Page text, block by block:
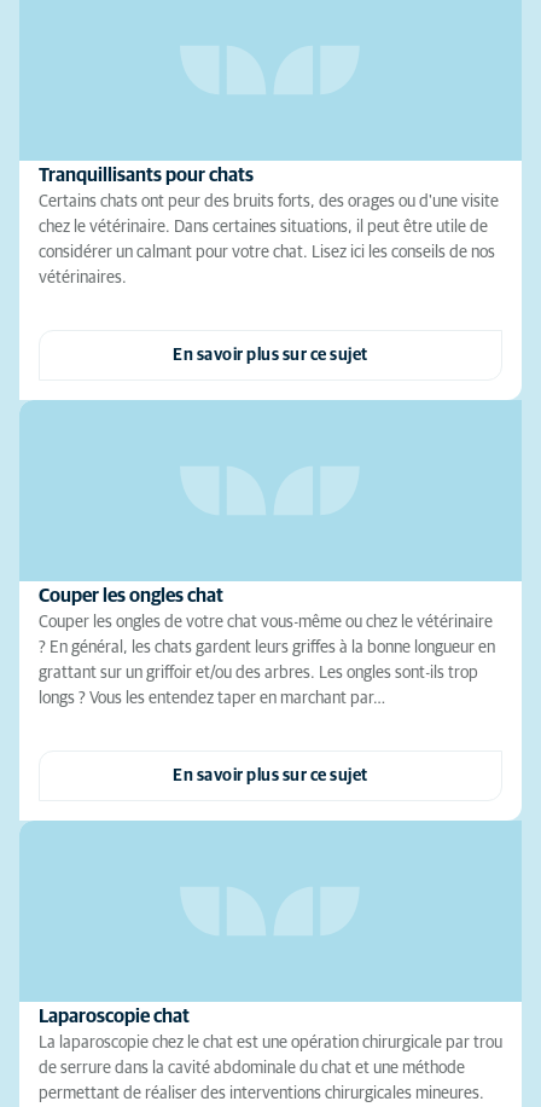
Tranquillisants pour chats
Certains chats ont peur des bruits forts, des orages ou d'une visite
chez le vétérinaire. Dans certaines situations, il peut être utile de
considérer un calmant pour votre chat. Lisez ici les conseils de nos
vétérinaires.
En savoir plus sur ce sujet
Couper les ongles chat
Couper les ongles de votre chat vous-même ou chez le vétérinaire
? En général, les chats gardent leurs griffes à la bonne longueur en
grattant sur un griffoir et/ou des arbres. Les ongles sont-ils trop
longs ? Vous les entendez taper en marchant par…
En savoir plus sur ce sujet
Laparoscopie chat
La laparoscopie chez le chat est une opération chirurgicale par trou
de serrure dans la cavité abdominale du chat et une méthode
permettant de réaliser des interventions chirurgicales mineures.